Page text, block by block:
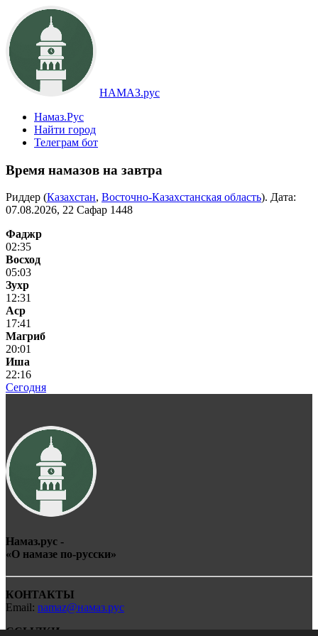
НАМАЗ.рус
Намаз.Рус
Найти город
Телеграм бот
Время намазов на завтра
Риддер (Казахстан, Восточно-Казахстанская область). Дата:
07.08.2026, 22 Сафар 1448
Фаджр
02:35
Восход
05:03
Зухр
12:31
Аср
17:41
Магриб
20:01
Иша
22:16
Сегодня
Намаз.рус -
«О намазе по-русски»
КОНТАКТЫ
Email: namaz@намаз.рус
ССЫЛКИ